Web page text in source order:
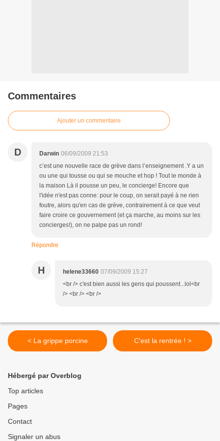
Commentaires
Ajouter un commentaire
D Darwin 06/09/2009 21:53
c’est une nouvelle race de grève dans l’enseignement .Y a un
ou une qui tousse ou qui se mouche et hop ! Tout le monde à
la maison Là il pousse un peu, le concierge! Encore que
l'idée n'est pas conne: pour le coup, on serait payé à ne rien
foutre, alors qu'en cas de grève, contrairement à ce que veut
faire croire ce gouvernement (et ça marche, au moins sur les
concierges!), on ne palpe pas un rond!
Répondre
H helene33660 07/09/2009 15:27
<br /> c'est bien aussi les gens qui poussent...lol<br
/> <br /> <br />
< La grippe porcine C'est la rentrée ! >
Hébergé par Overblog
Top articles
Pages
Contact
Signaler un abus